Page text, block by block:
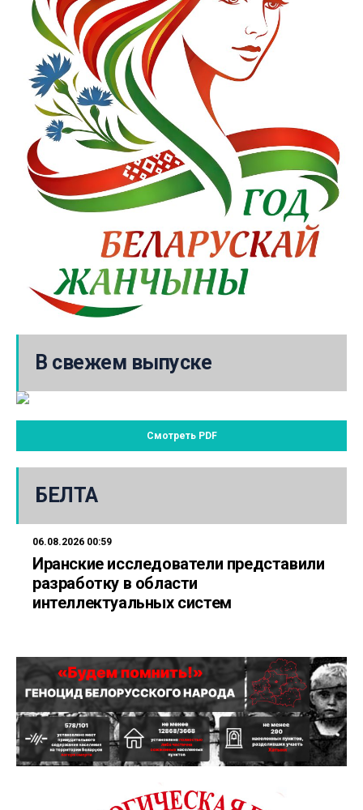
В свежем выпуске
Смотреть PDF
БЕЛТА
06.08.2026 00:59
Иранские исследователи представили
разработку в области
интеллектуальных систем